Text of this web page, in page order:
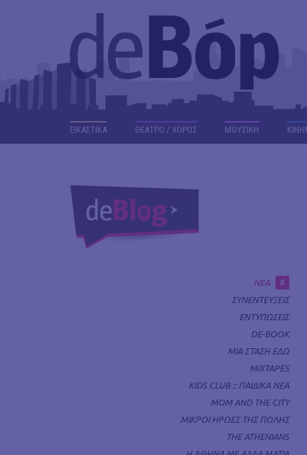
ΕΙΚΑΣΤΙΚΑ ΘΕΑΤΡΟ / ΧΟΡΟΣ ΜΟΥΣΙΚΗ
ΝΕΑ #
ΣΥΝΕΝΤΕΥΞΕΙΣ
ΕΝΤΥΠΩΣΕΙΣ
DE-BOOK
ΜΙΑ ΣΤΑΣΗ ΕΔΩ
MIXTAPES
KIDS CLUB :: ΠΑΙΔΙΚΑ ΝΕΑ
MOM AND THE CITY
ΜΙΚΡΟΙ ΗΡΩΕΣ ΤΗΣ ΠΟΛΗΣ
THE ATHENIANS